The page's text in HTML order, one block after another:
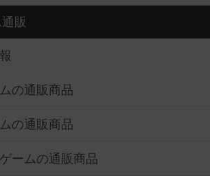
販
の通販商品
の通販商品
ームの通販商品